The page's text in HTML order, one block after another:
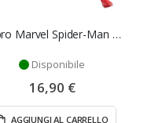
Hasbro Marvel Spider-Man Day Titan Series Action Figure Spider-Man 29 cm
Disponibile
16,90 €
AGGIUNGI AL CARRELLO